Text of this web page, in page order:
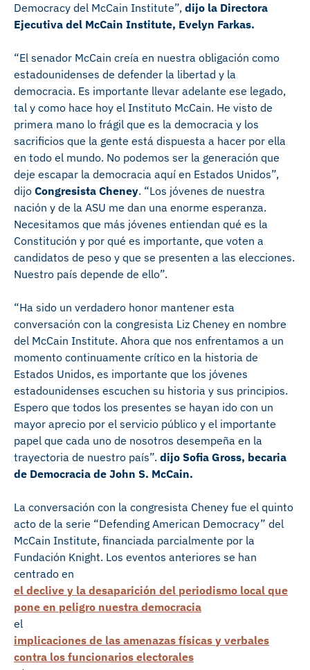
Democracy del McCain Institute”, dijo la Directora
Ejecutiva del McCain Institute, Evelyn Farkas.
“El senador McCain creía en nuestra obligación como
estadounidenses de defender la libertad y la
democracia. Es importante llevar adelante ese legado,
tal y como hace hoy el Instituto McCain. He visto de
primera mano lo frágil que es la democracia y los
sacrificios que la gente está dispuesta a hacer por ella
en todo el mundo. No podemos ser la generación que
deje escapar la democracia aquí en Estados Unidos”,
dijo Congresista Cheney. “Los jóvenes de nuestra
nación y de la ASU me dan una enorme esperanza.
Necesitamos que más jóvenes entiendan qué es la
Constitución y por qué es importante, que voten a
candidatos de peso y que se presenten a las elecciones.
Nuestro país depende de ello”.
“Ha sido un verdadero honor mantener esta
conversación con la congresista Liz Cheney en nombre
del McCain Institute. Ahora que nos enfrentamos a un
momento continuamente crítico en la historia de
Estados Unidos, es importante que los jóvenes
estadounidenses escuchen su historia y sus principios.
Espero que todos los presentes se hayan ido con un
mayor aprecio por el servicio público y el importante
papel que cada uno de nosotros desempeña en la
trayectoria de nuestro país”. dijo Sofia Gross, becaria
de Democracia de John S. McCain.
La conversación con la congresista Cheney fue el quinto
acto de la serie “Defending American Democracy” del
McCain Institute, financiada parcialmente por la
Fundación Knight. Los eventos anteriores se han
centrado en
el declive y la desaparición del periodismo local que
pone en peligro nuestra democracia
el
implicaciones de las amenazas físicas y verbales
contra los funcionarios electorales